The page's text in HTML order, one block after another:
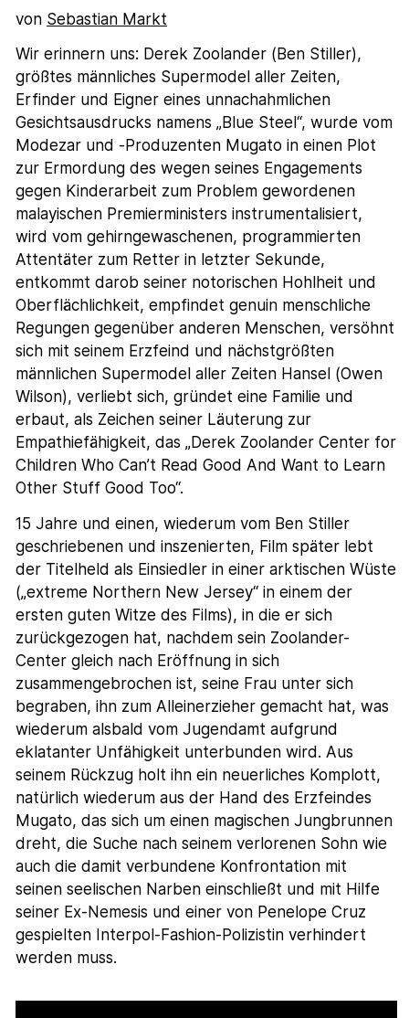
von Sebastian Markt
Wir erinnern uns: Derek Zoolander (Ben Stiller),
größtes männliches Supermodel aller Zeiten,
Erfinder und Eigner eines unnachahmlichen
Gesichtsausdrucks namens „Blue Steel“, wurde vom
Modezar und -Produzenten Mugato in einen Plot
zur Ermordung des wegen seines Engagements
gegen Kinderarbeit zum Problem gewordenen
malayischen Premierministers instrumentalisiert,
wird vom gehirngewaschenen, programmierten
Attentäter zum Retter in letzter Sekunde,
entkommt darob seiner notorischen Hohlheit und
Oberflächlichkeit, empfindet genuin menschliche
Regungen gegenüber anderen Menschen, versöhnt
sich mit seinem Erzfeind und nächstgrößten
männlichen Supermodel aller Zeiten Hansel (Owen
Wilson), verliebt sich, gründet eine Familie und
erbaut, als Zeichen seiner Läuterung zur
Empathiefähigkeit, das „Derek Zoolander Center for
Children Who Can’t Read Good And Want to Learn
Other Stuff Good Too“.
15 Jahre und einen, wiederum vom Ben Stiller
geschriebenen und inszenierten, Film später lebt
der Titelheld als Einsiedler in einer arktischen Wüste
(„extreme Northern New Jersey“ in einem der
ersten guten Witze des Films), in die er sich
zurückgezogen hat, nachdem sein Zoolander-
Center gleich nach Eröffnung in sich
zusammengebrochen ist, seine Frau unter sich
begraben, ihn zum Alleinerzieher gemacht hat, was
wiederum alsbald vom Jugendamt aufgrund
eklatanter Unfähigkeit unterbunden wird. Aus
seinem Rückzug holt ihn ein neuerliches Komplott,
natürlich wiederum aus der Hand des Erzfeindes
Mugato, das sich um einen magischen Jungbrunnen
dreht, die Suche nach seinem verlorenen Sohn wie
auch die damit verbundene Konfrontation mit
seinen seelischen Narben einschließt und mit Hilfe
seiner Ex-Nemesis und einer von Penelope Cruz
gespielten Interpol-Fashion-Polizistin verhindert
werden muss.